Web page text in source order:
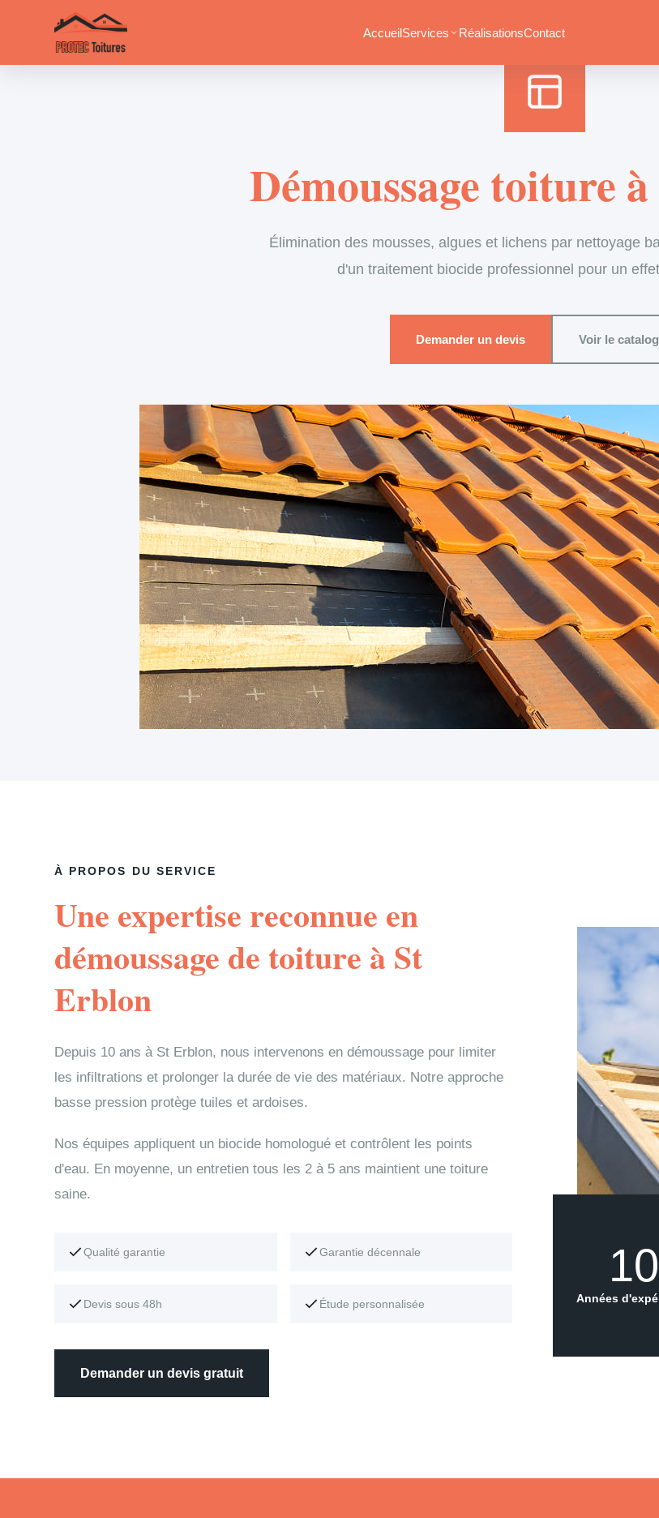
AccueilServices RéalisationsContact
Démoussage toiture
Élimination des mousses, algues et lichens par nettoyage
d'un traitement biocide professionnel pour un
Demander un devis Voir le
À PROPOS DU SERVICE
Une expertise reconnue en
démoussage de toiture à St
Erblon
Depuis 10 ans à St Erblon, nous intervenons en démoussage pour limiter
les infiltrations et prolonger la durée de vie des matériaux. Notre approche
basse pression protège tuiles et ardoises.
Nos équipes appliquent un biocide homologué et contrôlent les points
d'eau. En moyenne, un entretien tous les 2 à 5 ans maintient une toiture
saine.
Qualité garantie Garantie décennale
Devis sous 48h Étude personnalisée
Demander un devis gratuit
10
Années